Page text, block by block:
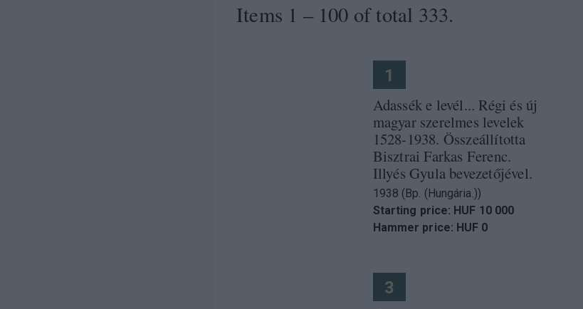
Items 1 – 100 of total 333.
1
Adassék e levél... Régi és új
magyar szerelmes levelek
1528-1938. Összeállította
Bisztrai Farkas Ferenc.
Illyés Gyula bevezetőjével.
1938 (Bp. (Hungária.))
Starting price: HUF 10 000
Hammer price: HUF 0
3